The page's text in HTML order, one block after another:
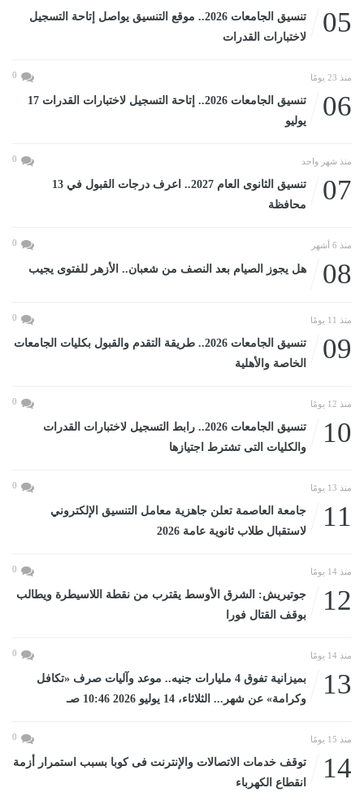
05
تنسيق الجامعات 2026.. موقع التنسيق يواصل إتاحة التسجيل
لاختبارات القدرات
منذ 23 يومًا 0
06
تنسيق الجامعات 2026.. إتاحة التسجيل لاختبارات القدرات 17
يوليو
منذ شهر واحد 0
07
تنسيق الثانوى العام 2027.. اعرف درجات القبول في 13
محافظة
منذ 6 أشهر 0
08 هل يجوز الصيام بعد النصف من شعبان.. الأزهر للفتوى يجيب
منذ 11 يومًا 0
09
تنسيق الجامعات 2026.. طريقة التقدم والقبول بكليات الجامعات
الخاصة والأهلية
منذ 12 يومًا 0
10
تنسيق الجامعات 2026.. رابط التسجيل لاختبارات القدرات
والكليات التى تشترط اجتيازها
منذ 13 يومًا 0
11
جامعة العاصمة تعلن جاهزية معامل التنسيق الإلكتروني
لاستقبال طلاب ثانوية عامة 2026
منذ 14 يومًا 0
12
جوتيريش: الشرق الأوسط يقترب من نقطة اللاسيطرة ويطالب
بوقف القتال فورا
منذ 14 يومًا 0
13
بميزانية تفوق 4 مليارات جنيه.. موعد وآليات صرف «تكافل
وكرامة» عن شهر... الثلاثاء، 14 يوليو 2026 10:46 صـ
منذ 15 يومًا 0
14
توقف خدمات الاتصالات والإنترنت فى كوبا بسبب استمرار أزمة
انقطاع الكهرباء